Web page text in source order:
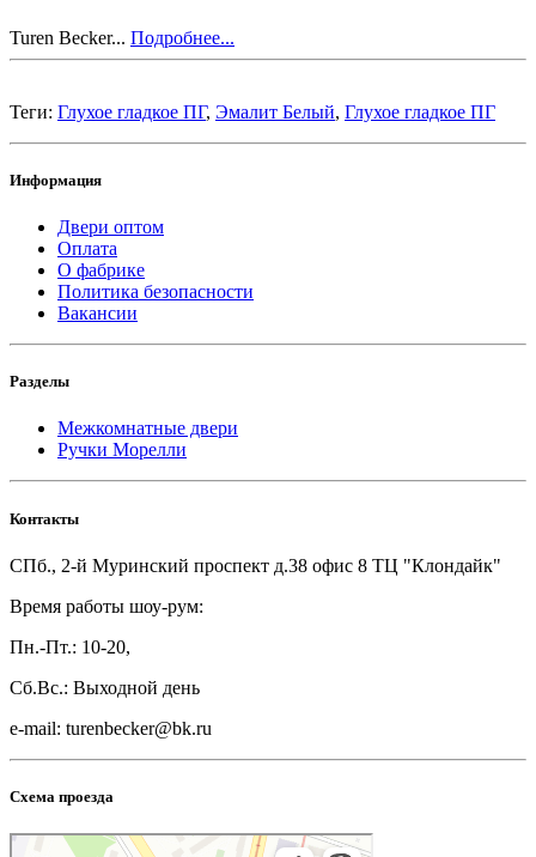
Turen Becker... Подробнее...
Теги: Глухое гладкое ПГ, Эмалит Белый, Глухое гладкое ПГ
Информация
Двери оптом
Оплата
О фабрике
Политика безопасности
Вакансии
Разделы
Межкомнатные двери
Ручки Морелли
Контакты
СПб., 2-й Муринский проспект д.38 офис 8 ТЦ "Клондайк"
Время работы шоу-рум:
Пн.-Пт.: 10-20,
Сб.Вс.: Выходной день
e-mail: turenbecker@bk.ru
Схема проезда